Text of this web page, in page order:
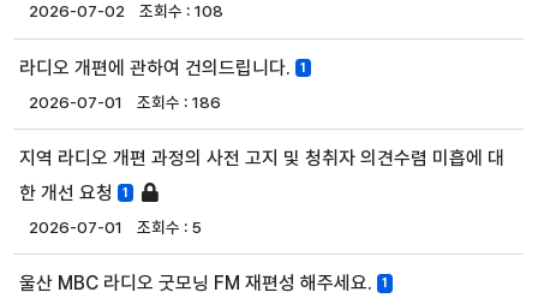
2026-07-02 108
라디오 개편에 관하여 건의드립니다. 1
2026-07-01 186
지역 라디오 개편 과정의 사전 고지 및 청취자 의견수렴 미흡에 대
한 개선 요청
1
2026-07-01 5
울산 MBC 라디오 굿모닝 FM 재편성 해주세요. 1